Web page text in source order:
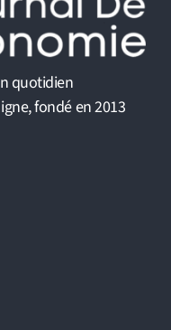
quotidien
fondé en 2013